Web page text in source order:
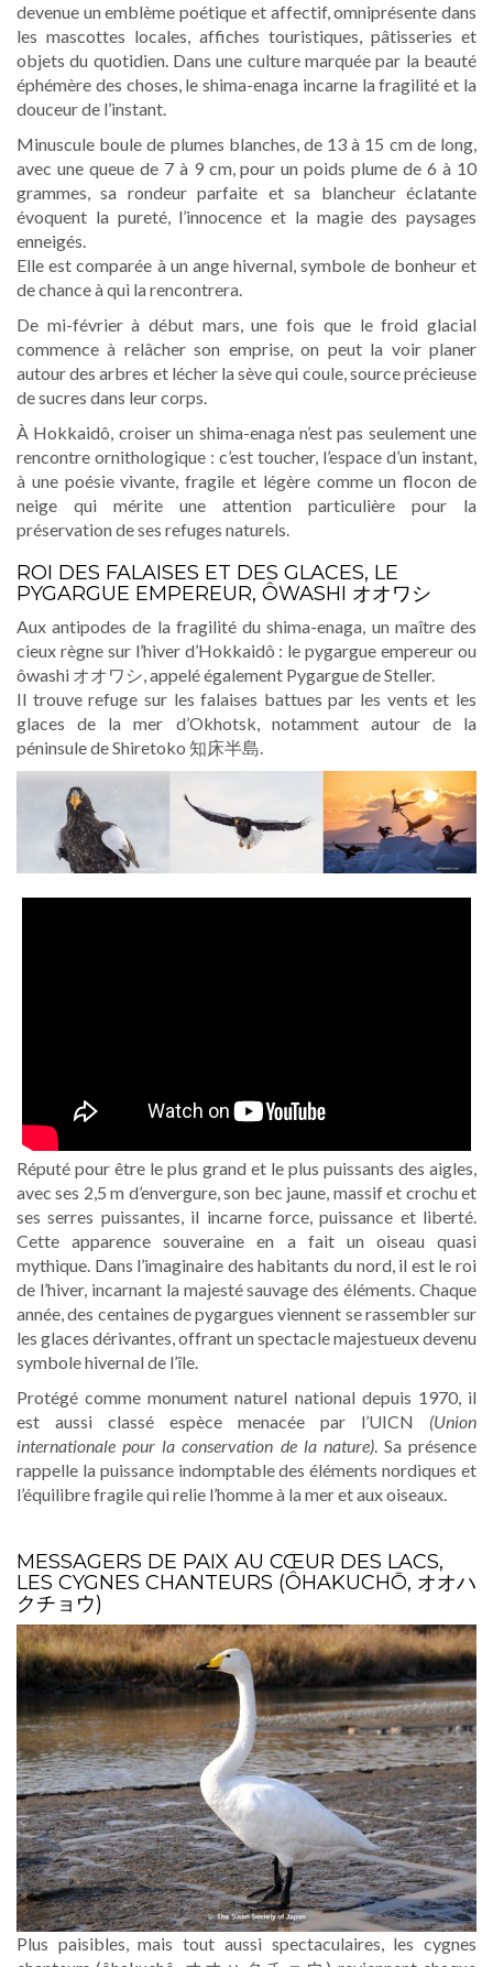
devenue un emblème poétique et affectif, omniprésente dans
les mascottes locales, affiches touristiques, pâtisseries et
objets du quotidien. Dans une culture marquée par la beauté
éphémère des choses, le shima-enaga incarne la fragilité et la
douceur de l’instant.
Minuscule boule de plumes blanches, de 13 à 15 cm de long,
avec une queue de 7 à 9 cm, pour un poids plume de 6 à 10
grammes, sa rondeur parfaite et sa blancheur éclatante
évoquent la pureté, l’innocence et la magie des paysages
enneigés.
Elle est comparée à un ange hivernal, symbole de bonheur et
de chance à qui la rencontrera.
De mi-février à début mars, une fois que le froid glacial
commence à relâcher son emprise, on peut la voir planer
autour des arbres et lécher la sève qui coule, source précieuse
de sucres dans leur corps.
À Hokkaidô, croiser un shima-enaga n’est pas seulement une
rencontre ornithologique : c’est toucher, l’espace d’un instant,
à une poésie vivante, fragile et légère comme un flocon de
neige qui mérite une attention particulière pour la
préservation de ses refuges naturels.
ROI DES FALAISES ET DES GLACES, LE
PYGARGUE EMPEREUR, ÔWASHI オオワシ
Aux antipodes de la fragilité du shima-enaga, un maître des
cieux règne sur l’hiver d’Hokkaidô : le pygargue empereur ou
ôwashi オオワシ, appelé également Pygargue de Steller.
Il trouve refuge sur les falaises battues par les vents et les
glaces de la mer d’Okhotsk, notamment autour de la
péninsule de Shiretoko 知床半島.
Réputé pour être le plus grand et le plus puissants des aigles,
avec ses 2,5 m d’envergure, son bec jaune, massif et crochu et
ses serres puissantes, il incarne force, puissance et liberté.
Cette apparence souveraine en a fait un oiseau quasi
mythique. Dans l’imaginaire des habitants du nord, il est le roi
de l’hiver, incarnant la majesté sauvage des éléments. Chaque
année, des centaines de pygargues viennent se rassembler sur
les glaces dérivantes, offrant un spectacle majestueux devenu
symbole hivernal de l’île.
Protégé comme monument naturel national depuis 1970, il
est aussi classé espèce menacée par l’UICN (Union
internationale pour la conservation de la nature). Sa présence
rappelle la puissance indomptable des éléments nordiques et
l’équilibre fragile qui relie l’homme à la mer et aux oiseaux.
MESSAGERS DE PAIX AU CŒUR DES LACS,
LES CYGNES CHANTEURS (ÔHAKUCHŌ, オオハ
クチョウ)
Plus paisibles, mais tout aussi spectaculaires, les cygnes